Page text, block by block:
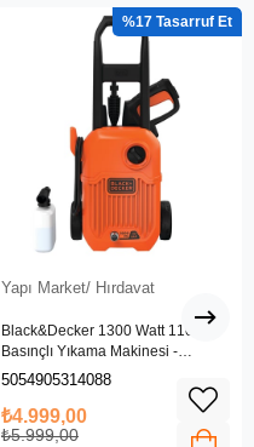
Yapı Market/ Hırdavat
Black&Decker 1300 Watt 110 Bar
Basınçlı Yıkama Makinesi -
(BEPW1300L-QS)
5054905314088
₺4.999,00
₺5.999,00
%17